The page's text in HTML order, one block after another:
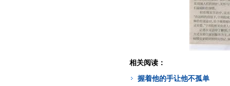
相关阅读：
握着他的手让他不孤单